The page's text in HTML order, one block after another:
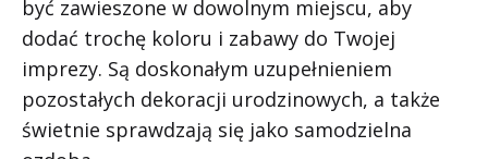
być zawieszone w dowolnym miejscu, aby
dodać trochę koloru i zabawy do Twojej
imprezy. Są doskonałym uzupełnieniem
pozostałych dekoracji urodzinowych, a także
świetnie sprawdzają się jako samodzielna